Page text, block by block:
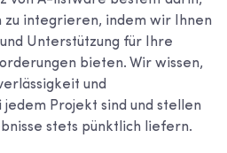
integrieren, indem wir Ihnen
Unterstützung für Ihre
bieten. Wir wissen,
und
Projekt sind und stellen
stets pünktlich liefern.